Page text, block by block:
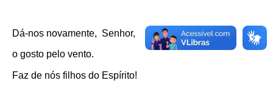
Dá-nos novamente, Senhor,
o gosto pelo vento.
Faz de nós filhos do Espírito!